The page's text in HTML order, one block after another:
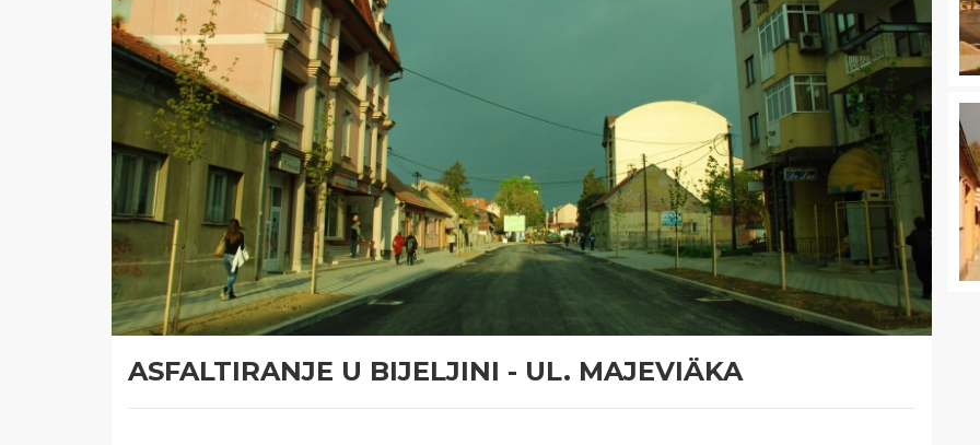
ASFALTIRANJE U BIJELJINI - UL. MAJEVIÄKA